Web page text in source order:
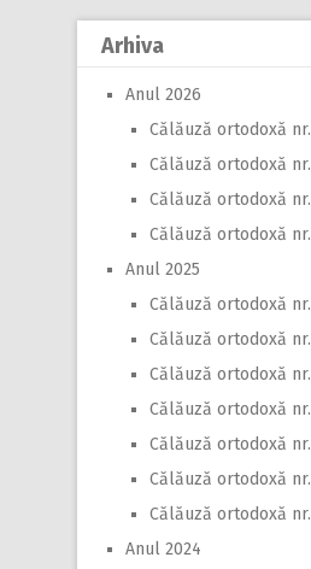
Arhiva
Anul 2026
Călăuză ortodoxă
Călăuză ortodoxă
Călăuză ortodoxă
Călăuză ortodoxă
Anul 2025
Călăuză ortodoxă
Călăuză ortodoxă
Călăuză ortodoxă nr.
Călăuză ortodoxă
Călăuză ortodoxă
Călăuză ortodoxă
Călăuză ortodoxă
Anul 2024